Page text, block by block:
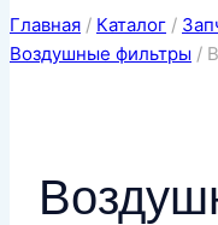
Главная / Каталог /
Воздушные фильтры /